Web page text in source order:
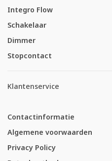
Integro Flow
Schakelaar
Dimmer
Stopcontact
Klantenservice
Contactinformatie
Algemene voorwaarden
Privacy Policy